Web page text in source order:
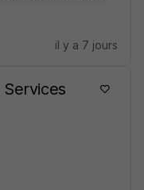
il y a 7 jours